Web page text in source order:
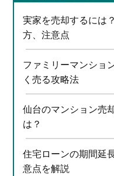
実家を売却するには
方、注意点
ファミリーマンショ
く売る攻略法
仙台のマンション売
は？
住宅ローンの期間延
意点を解説